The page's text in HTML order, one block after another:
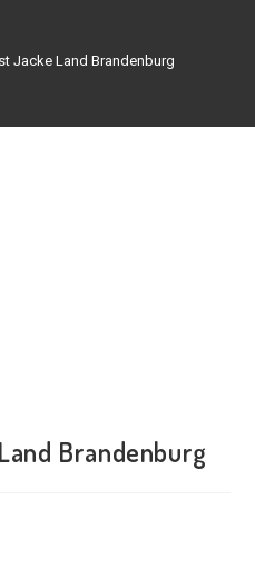
Jacke Land Brandenburg
Brandenburg